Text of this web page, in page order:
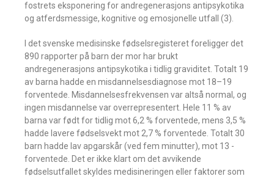
fostrets eksponering for andregenerasjons anti­psykotika
og atferdsmessige, kognitive og emosjonelle utfall (3).
I det svenske medisinske fødsels­registeret foreligger det
890 rapporter på barn der mor har brukt
andregenerasjons anti­psykotika i tidlig graviditet. Totalt 19
av barna hadde en misdannelsesdiagnose mot 18–19
forventede. Misdannelses­frekvensen var altså normal, og
ingen misdannelse var overrepresentert. Hele 11 % av
barna var født for tidlig mot 6,2 % forventede, mens 3,5 %
hadde lavere fødselsvekt mot 2,7 % forventede. Totalt 30
barn hadde lav ­apgarskår (ved fem minutter), mot 13 ­
forventede. Det er ikke klart om det ­avvikende
fødselsutfallet skyldes medisineringen eller faktorer som